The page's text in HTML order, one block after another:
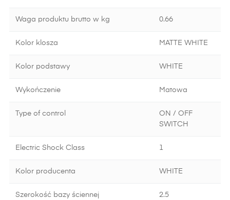
Waga produktu brutto w kg 0.66
Kolor klosza MATTE WHITE
Kolor podstawy WHITE
Wykończenie Matowa
Type of control
ON / OFF
SWITCH
Electric Shock Class 1
Kolor producenta WHITE
Szerokość bazy ściennej 2.5